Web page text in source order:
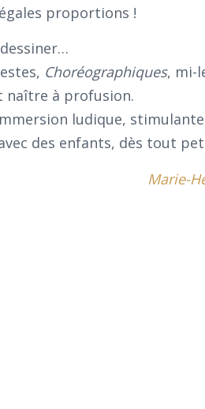
proportions !
Choréographiques, mi-
naître à profusion.
ludique,
des enfants, dès tout
Marie-